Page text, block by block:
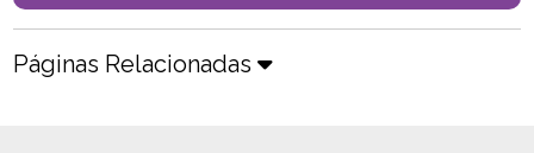
Páginas Relacionadas